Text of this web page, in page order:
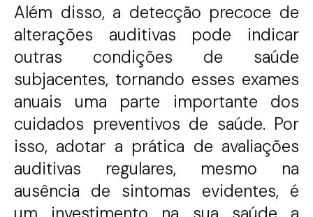
Além disso, a detecção precoce de
alterações auditivas pode indicar
outras condições de saúde
subjacentes, tornando esses exames
anuais uma parte importante dos
cuidados preventivos de saúde. Por
isso, adotar a prática de avaliações
auditivas regulares, mesmo na
ausência de sintomas evidentes, é